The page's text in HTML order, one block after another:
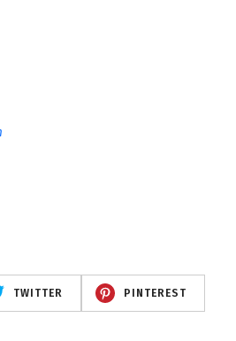
TWITTER PINTEREST